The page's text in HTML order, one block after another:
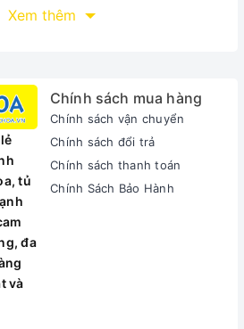
mang đến cảm giác sang trọng,
của gia đình bạn. Hơn nữa, máy
hình LED hiển thị nhiệt độ ngay
dàng biết được nhiệt độ trong
1HP, máy lạnh còn là sự chọn lựa
có diện tích nhỏ xinh dưới 15
làm việc cá nhân,...
Xem thêm
tủ
đa
và
Chính sách mua hàng
Chính sách vận chuyển
Chính sách đổi trả
Chính sách thanh toán
Chính Sách Bảo Hành